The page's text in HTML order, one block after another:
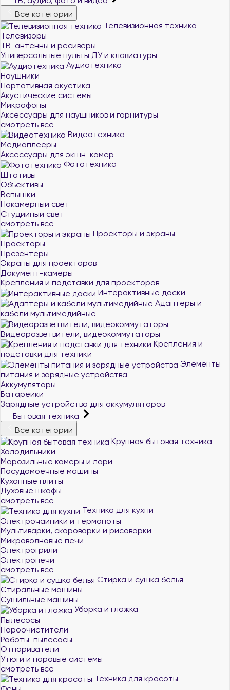
Все категории
Телевизионная техника
Телевизоры
ТВ-антенны и ресиверы
Универсальные пульты ДУ и клавиатуры
Аудиотехника
Наушники
Портативная акустика
Акустические системы
Микрофоны
Аксессуары для наушников и гарнитуры
смотреть все
Видеотехника
Медиаплееры
Аксессуары для экшн-камер
Фототехника
Штативы
Объективы
Вспышки
Накамерный свет
Студийный свет
смотреть все
Проекторы и экраны
Проекторы
Презентеры
Экраны для проекторов
Документ-камеры
Крепления и подставки для проекторов
Интерактивные доски
Адаптеры и
кабели мультимедийные
Видеоразветвители, видеокоммутаторы
Крепления и
подставки для техники
Элементы
питания и зарядные устройства
Аккумуляторы
Батарейки
Зарядные устройства для аккумуляторов
Бытовая техника
Все категории
Крупная бытовая техника
Холодильники
Морозильные камеры и лари
Посудомоечные машины
Кухонные плиты
Духовые шкафы
смотреть все
Техника для кухни
Электрочайники и термопоты
Мультиварки, скороварки и рисоварки
Микроволновые печи
Электрогрили
Электропечи
смотреть все
Стирка и сушка белья
Стиральные машины
Сушильные машины
Уборка и глажка
Пылесосы
Пароочистители
Роботы-пылесосы
Отпариватели
Утюги и паровые системы
смотреть все
Техника для красоты